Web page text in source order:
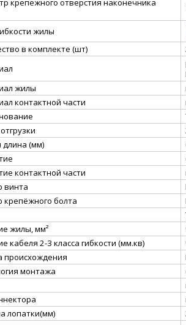
жилы
в комплекте (шт)
жилы
контактной части
(мм)
контактной части
винта
крепёжного болта
жилы, мм²
кабеля 2-3 класса гибкости (мм.кв)
происхождения
монтажа
лопатки(мм)